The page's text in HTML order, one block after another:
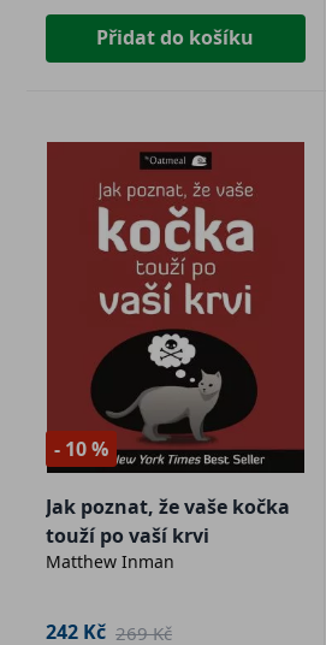
Přidat do košíku
- 10 %
Jak poznat, že vaše kočka
touží po vaší krvi
Matthew Inman
242 Kč 269 Kč